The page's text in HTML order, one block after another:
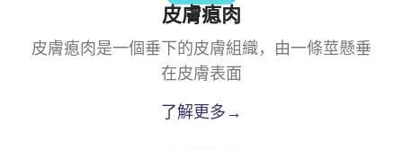
皮膚瘜肉
皮膚瘜肉是一個垂下的皮膚組織，由一條莖懸垂
在皮膚表面
了解更多→